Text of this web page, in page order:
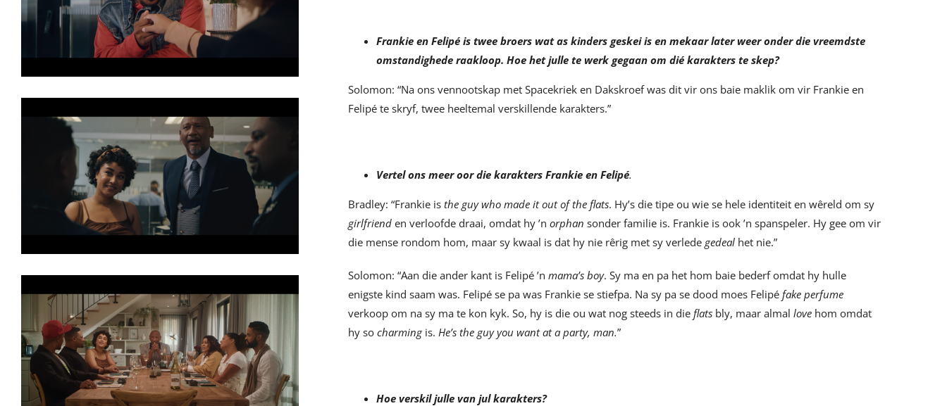
Frankie en Felipé is twee broers wat as kinders geskei is en mekaar later weer onder die vreemdste
omstandighede raakloop. Hoe het julle te werk gegaan om dié karakters te skep?
Solomon: “Na ons vennootskap met Spacekriek en Dakskroef was dit vir ons baie maklik om vir Frankie en
Felipé te skryf, twee heeltemal verskillende karakters.”
Vertel ons meer oor die karakters Frankie en Felipé.
Bradley: “Frankie isthe guy who made it out of the flats. Hy’s die tipe ou wie se hele identiteit en wêreld om sy
girlfrienden verloofde draai, omdat hy ’norphansonder familie is. Frankie is ook ’n spanspeler. Hy gee om vir
die mense rondom hom, maar sy kwaal is dat hy nie rêrig met sy verledegedeal het nie.”
Solomon: “Aan die ander kant is Felipé ’nmama’s boy. Sy ma en pa het hom baie bederf omdat hy hulle
enigste kind saam was. Felipé se pa was Frankie se stiefpa. Na sy pa se dood moes Felipé fake perfume
verkoop om na sy ma te kon kyk. So, hy is die ou wat nog steeds in dieflats bly, maar almallove hom omdat
hy socharmingis.He’s the guy you want at a party, man.”
Hoe verskil julle van jul karakters?